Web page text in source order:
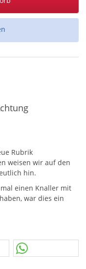
Rubrik
weisen wir auf den
hin.
einen Knaller mit
war dies ein
die…"
welche nicht
abbrennen,